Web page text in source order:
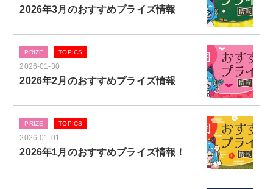
2026年3月のおすすめプライズ情報
PRIZE TOPICS
2026-01-30
2026年2月のおすすめプライズ情報
PRIZE TOPICS
2026-01-01
2026年1月のおすすめプライズ情報！